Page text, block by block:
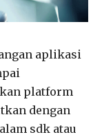
aplikasi
platform
dengan
sdk atau